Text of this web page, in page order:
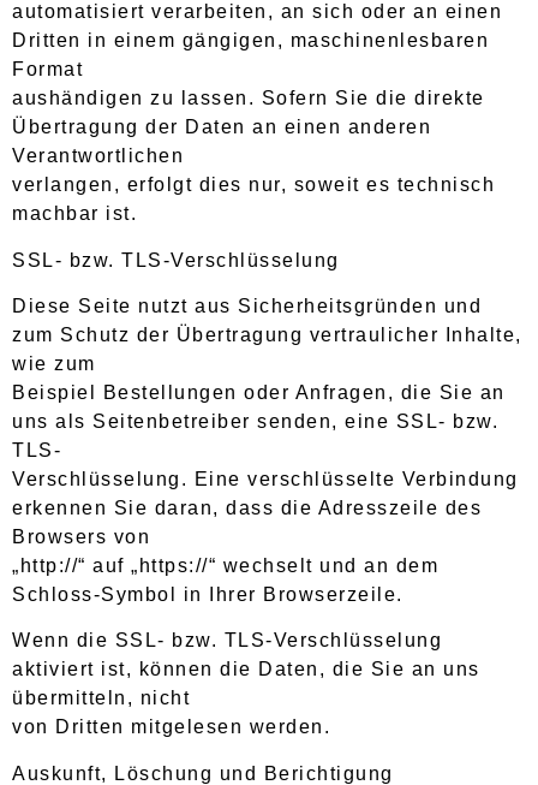
automatisiert verarbeiten, an sich oder an einen
Dritten in einem gängigen, maschinenlesbaren
Format
aushändigen zu lassen. Sofern Sie die direkte
Übertragung der Daten an einen anderen
Verantwortlichen
verlangen, erfolgt dies nur, soweit es technisch
machbar ist.
SSL- bzw. TLS-Verschlüsselung
Diese Seite nutzt aus Sicherheitsgründen und
zum Schutz der Übertragung vertraulicher Inhalte,
wie zum
Beispiel Bestellungen oder Anfragen, die Sie an
uns als Seitenbetreiber senden, eine SSL- bzw.
TLS-
Verschlüsselung. Eine verschlüsselte Verbindung
erkennen Sie daran, dass die Adresszeile des
Browsers von
„http://“ auf „https://“ wechselt und an dem
Schloss-Symbol in Ihrer Browserzeile.
Wenn die SSL- bzw. TLS-Verschlüsselung
aktiviert ist, können die Daten, die Sie an uns
übermitteln, nicht
von Dritten mitgelesen werden.
Auskunft, Löschung und Berichtigung